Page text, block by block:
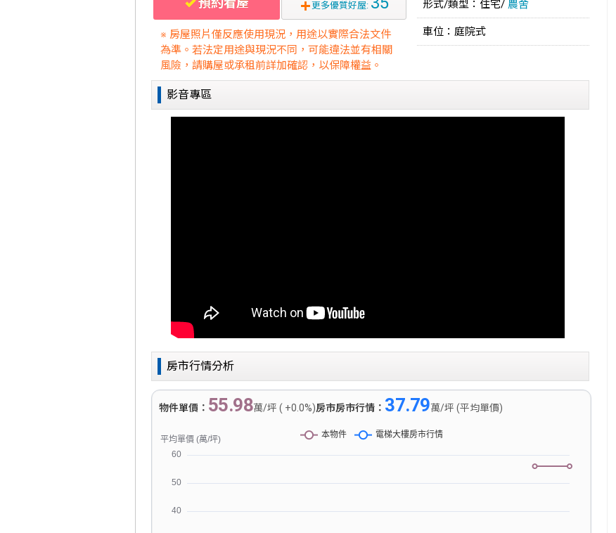
更多優質好屋:
※ 房屋照片僅反應使用現況，用途以實際合法文件
為準。若法定用途與現況不同，可能違法並有相關
風險，請購屋或承租前詳加確認，以保障權益。
形式/類型：住宅/ 農舍
車位：庭院式
影音專區
房市行情分析
物件單價： 55.98萬/坪 ( +0.0%)房市房市行情： 37.79萬/坪 (平均單價)